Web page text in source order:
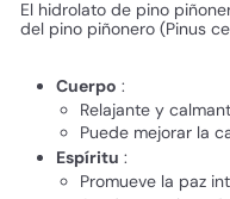
El hidrolato de pino
del pino piñonero (Pinus
Cuerpo :
Relajante y
Puede mejorar la
Espíritu :
Promueve la paz